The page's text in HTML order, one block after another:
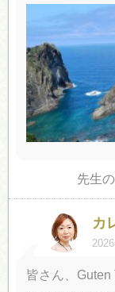
先生
カ
皆さん、Guten